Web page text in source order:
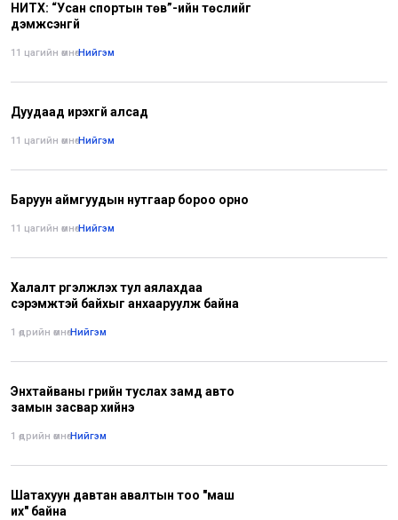
НИТХ: “Усан спортын төв”-ийн төслийг
дэмжсэнгүй
11 цагийн өмнө•Нийгэм
Дуудаад ирэхгүй алсад
11 цагийн өмнө•Нийгэм
Баруун аймгуудын нутгаар бороо орно
11 цагийн өмнө•Нийгэм
Халалт үргэлжлэх тул аялахдаа
сэрэмжтэй байхыг анхааруулж байна
1 өдрийн өмнө•Нийгэм
Энхтайваны гүүрийн туслах замд авто
замын засвар хийнэ
1 өдрийн өмнө•Нийгэм
Шатахуун давтан авалтын тоо "маш
их" байна